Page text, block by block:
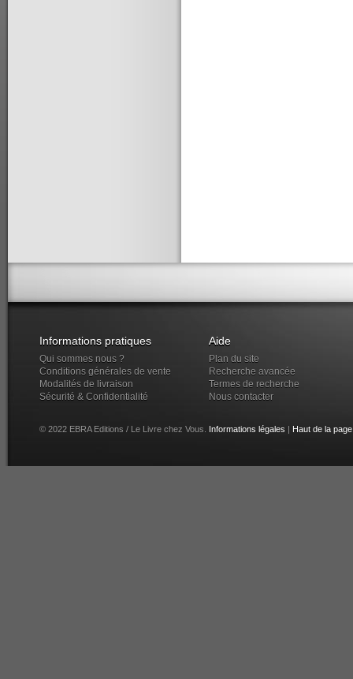
Informations pratiques
Qui sommes nous ?
Conditions générales de vente
Modalités de livraison
Sécurité & Confidentialité
Aide
Plan du site
Recherche avancée
Termes de recherche
Nous contacter
© 2022 EBRA Editions / Le Livre chez Vous. Informations légales Haut de la page